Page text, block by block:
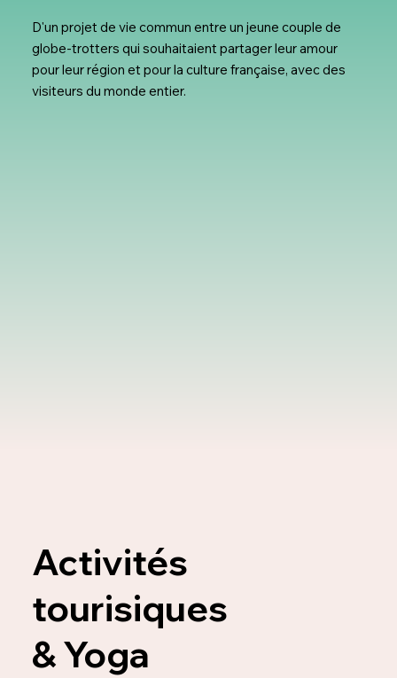
D'un projet de vie commun entre un jeune couple de
globe-trotters qui souhaitaient partager leur amour
pour leur région et pour la culture française, avec des
visiteurs du monde entier.
Activités
tourisiques
& Yoga